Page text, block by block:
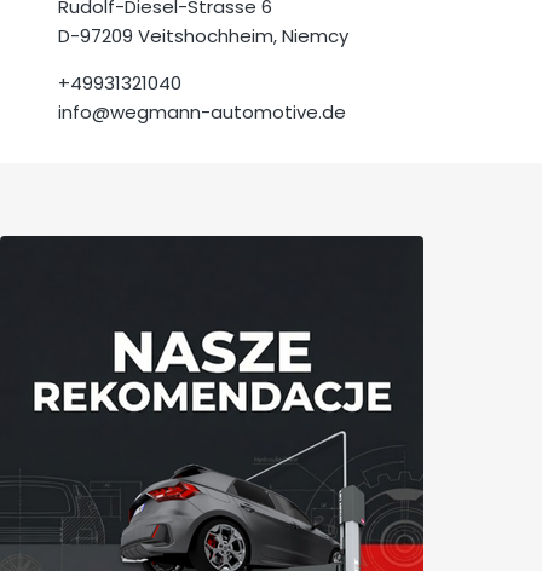
Rudolf-Diesel-Strasse 6
D-97209 Veitshochheim, Niemcy
+49931321040
info@wegmann-automotive.de